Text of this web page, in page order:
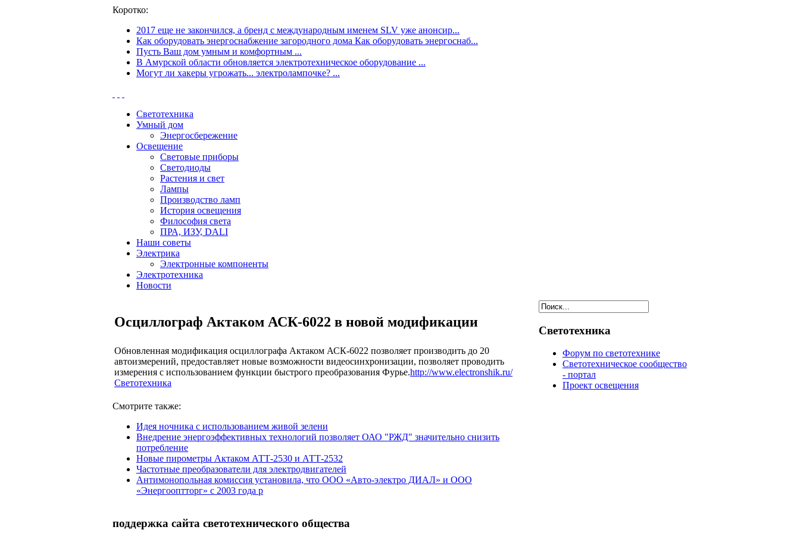
Коротко:
2017 еще не закончился, а бренд с международным именем SLV уже анонсир...
Как оборудовать энергоснабжение загородного дома Как оборудовать энергоснаб...
Пусть Ваш дом умным и комфортным ...
В Амурской области обновляется электротехническое оборудование ...
Могут ли хакеры угрожать... электролампочке? ...
Светотехника
Умный дом
Энергосбережение
Освещение
Световые приборы
Светодиоды
Растения и свет
Лампы
Производство ламп
История освещения
Философия света
ПРА, ИЗУ, DALI
Наши советы
Электрика
Электронные компоненты
Электротехника
Новости
Осциллограф Актаком АСК-6022 в новой модификации
Обновленная модификация осциллографа Актаком АСК-6022 позволяет производить до 20
автоизмерений, предоставляет новые возможности видеосинхронизации, позволяет проводить
измерения с использованием функции быстрого преобразования Фурье.http://www.electronshik.ru/
Светотехника
Смотрите также:
Идея ночника с использованием живой зелени
Внедрение энергоэффективных технологий позволяет ОАО "РЖД" значительно снизить
потребление
Новые пирометры Актаком АТТ-2530 и АТТ-2532
Частотные преобразователи для электродвигателей
Антимонопольная комиссия установила, что ООО «Авто-электро ДИАЛ» и ООО
«Энергооптторг» с 2003 года р
Светотехника
Форум по светотехнике
Светотехническое сообщество
- портал
Проект освещения
поддержка сайта светотехнического общества